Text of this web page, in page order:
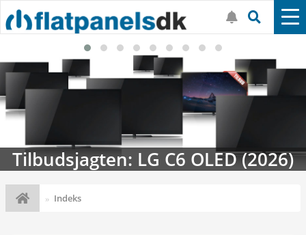
Tilbudsjagten: LG C6 OLED (2026)
Indeks